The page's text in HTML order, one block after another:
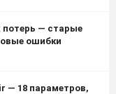
— старые
ошибки
— 18 параметров,